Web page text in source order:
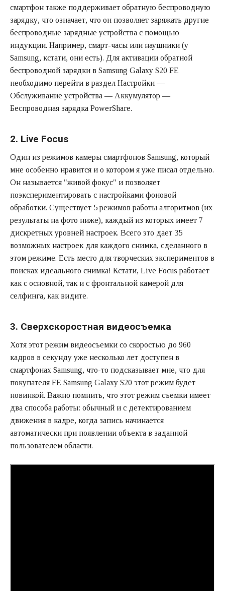
смартфон также поддерживает обратную беспроводную
зарядку, что означает, что он позволяет заряжать другие
беспроводные зарядные устройства с помощью
индукции. Например, смарт-часы или наушники (у
Samsung, кстати, они есть). Для активации обратной
беспроводной зарядки в Samsung Galaxy S20 FE
необходимо перейти в раздел Настройки —
Обслуживание устройства — Аккумулятор —
Беспроводная зарядка PowerShare.
2. Live Focus
Один из режимов камеры смартфонов Samsung, который
мне особенно нравится и о котором я уже писал отдельно.
Он называется "живой фокус" и позволяет
поэкспериментировать с настройками фоновой
обработки. Существует 5 режимов работы алгоритмов (их
результаты на фото ниже), каждый из которых имеет 7
дискретных уровней настроек. Всего это дает 35
возможных настроек для каждого снимка, сделанного в
этом режиме. Есть место для творческих экспериментов в
поисках идеального снимка! Кстати, Live Focus работает
как с основной, так и с фронтальной камерой для
селфинга, как видите.
3. Сверхскоростная видеосъемка
Хотя этот режим видеосъемки со скоростью до 960
кадров в секунду уже несколько лет доступен в
смартфонах Samsung, что-то подсказывает мне, что для
покупателя FE Samsung Galaxy S20 этот режим будет
новинкой. Важно помнить, что этот режим съемки имеет
два способа работы: обычный и с детектированием
движения в кадре, когда запись начинается
автоматически при появлении объекта в заданной
пользователем области.